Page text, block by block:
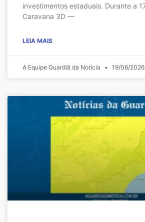
investimentos estaduais. Durante a
Caravana 3D —
LEIA MAIS
A Equipe Guardiã da Notícia 19/06/2026